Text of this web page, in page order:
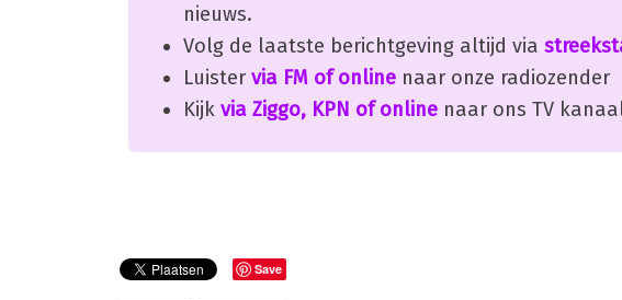
nieuws.
Volg de laatste berichtgeving altijd via
Luister via FM of online naar onze radiozender
Kijk via Ziggo, KPN of online naar ons TV
Save